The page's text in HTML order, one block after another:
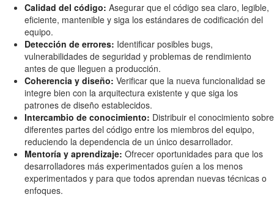
Calidad del código: Asegurar que el código sea claro, legible,
eficiente, mantenible y siga los estándares de codificación del
equipo.
Detección de errores: Identificar posibles bugs,
vulnerabilidades de seguridad y problemas de rendimiento
antes de que lleguen a producción.
Coherencia y diseño: Verificar que la nueva funcionalidad se
integre bien con la arquitectura existente y que siga los
patrones de diseño establecidos.
Intercambio de conocimiento: Distribuir el conocimiento sobre
diferentes partes del código entre los miembros del equipo,
reduciendo la dependencia de un único desarrollador.
Mentoría y aprendizaje: Ofrecer oportunidades para que los
desarrolladores más experimentados guíen a los menos
experimentados y para que todos aprendan nuevas técnicas o
enfoques.